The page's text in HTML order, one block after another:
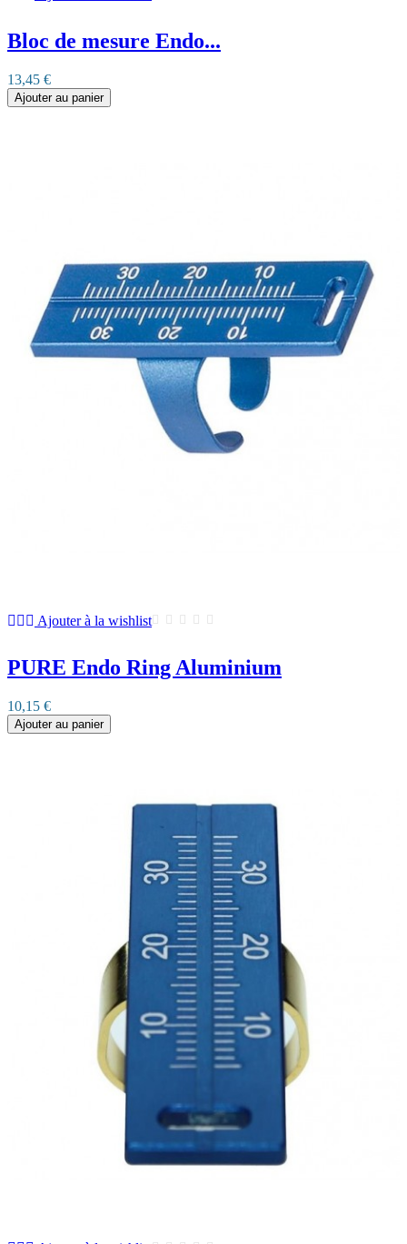
Bloc de mesure Endo...
13,45 €
Ajouter au panier
Ajouter à la wishlist
PURE Endo Ring Aluminium
10,15 €
Ajouter au panier